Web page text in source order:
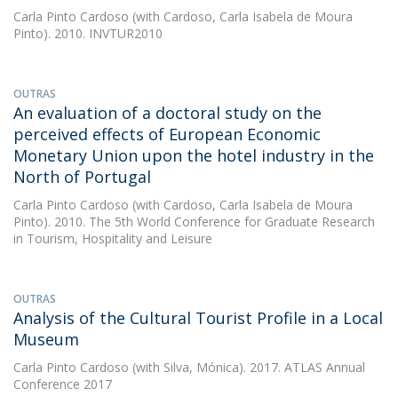
Carla Pinto Cardoso (with Cardoso, Carla Isabela de Moura
Pinto). 2010. INVTUR2010
OUTRAS
An evaluation of a doctoral study on the
perceived effects of European Economic
Monetary Union upon the hotel industry in the
North of Portugal
Carla Pinto Cardoso (with Cardoso, Carla Isabela de Moura
Pinto). 2010. The 5th World Conference for Graduate Research
in Tourism, Hospitality and Leisure
OUTRAS
Analysis of the Cultural Tourist Profile in a Local
Museum
Carla Pinto Cardoso (with Silva, Mónica). 2017. ATLAS Annual
Conference 2017